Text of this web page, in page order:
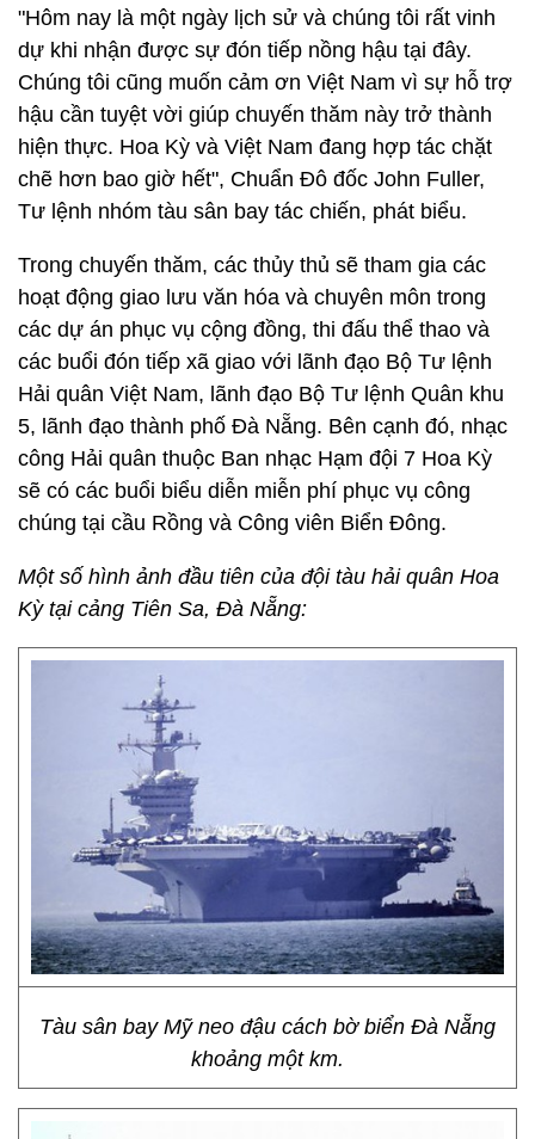
"Hôm nay là một ngày lịch sử và chúng tôi rất vinh
dự khi nhận được sự đón tiếp nồng hậu tại đây.
Chúng tôi cũng muốn cảm ơn Việt Nam vì sự hỗ trợ
hậu cần tuyệt vời giúp chuyến thăm này trở thành
hiện thực. Hoa Kỳ và Việt Nam đang hợp tác chặt
chẽ hơn bao giờ hết", Chuẩn Đô đốc John Fuller,
Tư lệnh nhóm tàu sân bay tác chiến, phát biểu.
Trong chuyến thăm, các thủy thủ sẽ tham gia các
hoạt động giao lưu văn hóa và chuyên môn trong
các dự án phục vụ cộng đồng, thi đấu thể thao và
các buổi đón tiếp xã giao với lãnh đạo Bộ Tư lệnh
Hải quân Việt Nam, lãnh đạo Bộ Tư lệnh Quân khu
5, lãnh đạo thành phố Đà Nẵng. Bên cạnh đó, nhạc
công Hải quân thuộc Ban nhạc Hạm đội 7 Hoa Kỳ
sẽ có các buổi biểu diễn miễn phí phục vụ công
chúng tại cầu Rồng và Công viên Biển Đông.
Một số hình ảnh đầu tiên của đội tàu hải quân Hoa
Kỳ tại cảng Tiên Sa, Đà Nẵng:
Tàu sân bay Mỹ neo đậu cách bờ biển Đà Nẵng
khoảng một km.